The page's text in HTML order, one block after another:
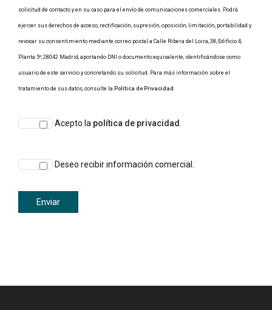
solicitud de contacto y en su caso para el envío de comunicaciones comerciales. Podrá
ejercer sus derechos de acceso, rectificación, supresión, oposición, limitación, portabilidad y
revocar su consentimiento mediante correo postal a Calle Ribera del Loira, 38, Edificio 4,
Planta 5º, 28042 Madrid, aportando DNI o documento equivalente, identificándose como
usuario de este servicio y concretando su solicitud. Para más información sobre el
tratamiento de sus datos, consulte la Política de Privacidad .
Acepto la política de privacidad
Deseo recibir información comercial.